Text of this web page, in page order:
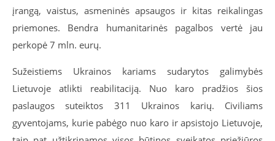
įrangą, vaistus, asmeninės apsaugos ir kitas reikalingas
priemones. Bendra humanitarinės pagalbos vertė jau
perkopė 7 mln. eurų.
Sužeistiems Ukrainos kariams sudarytos galimybės
Lietuvoje atlikti reabilitaciją. Nuo karo pradžios šios
paslaugos suteiktos 311 Ukrainos karių. Civiliams
gyventojams, kurie pabėgo nuo karo ir apsistojo Lietuvoje,